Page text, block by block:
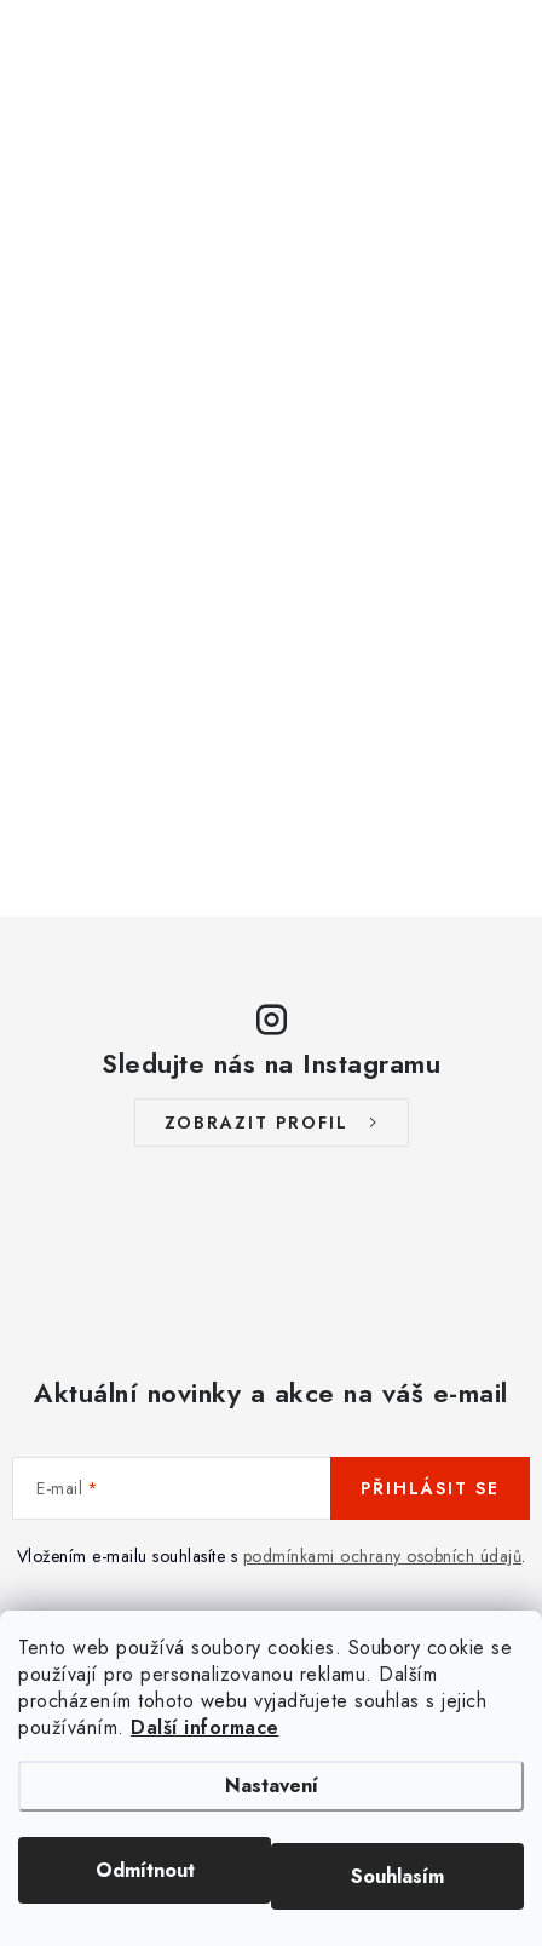
Tento web používá soubory cookies. Soubory cookie se
používají pro personalizovanou reklamu. Dalším
procházením tohoto webu vyjadřujete souhlas s jejich
používáním. Další informace
Nastavení
Odmítnout Souhlasím
Sledujte nás na Instagramu
ZOBRAZIT PROFIL
Aktuální novinky a akce na váš e-mail
E-mail
Vložením e-mailu souhlasíte s podmínkami ochrany osobních údajů.
PŘIHLÁSIT SE
Pomůžeme vám s výběrem
Potřebujete s něčím poradit? Jsme tu pro vás!
Napište nám